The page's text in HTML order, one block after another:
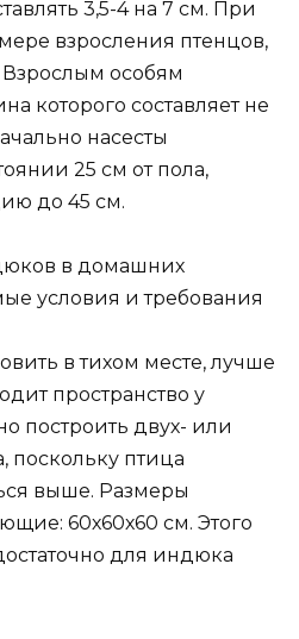
3,5-4 на 7 см. При
взросления птенцов,
Взрослым особям
которого составляет не
насесты
25 см от пола,
до 45 см.
в тихом месте, лучше
пространство у
построить двух- или
поскольку птица
выше. Размеры
60х60х60 см. Этого
для индюка